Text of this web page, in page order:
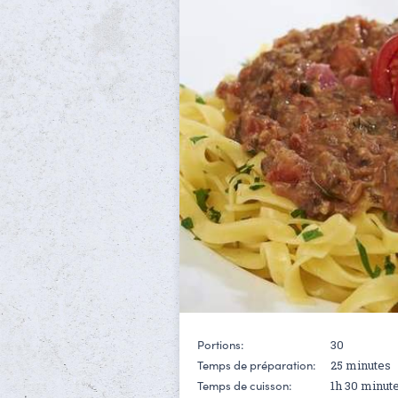
Portions: 30
Temps de préparation: 25 minutes
Temps de cuisson: 1h 30